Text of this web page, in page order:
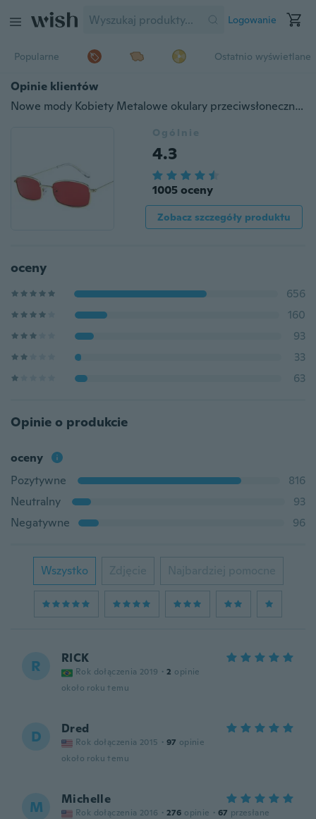
Logowanie
Popularne Ostatnio wyświetlane
Opinie klientów
Nowe mody Kobiety Metalowe okulary przeciwsłoneczne męskie Retro Małe kwadratowe okulary przeciwsłoneczne Damskie Żółte różowe soczewki Okulary Małe odcienie ramki Prostokątne okulary
Ogólnie
4.3
1005 oceny
Zobacz szczegóły produktu
oceny
656
160
93
33
63
Opinie o produkcie
oceny
Pozytywne
816
Neutralny
93
Negatywne
96
Wszystko Zdjęcie Najbardziej pomocne
R RICK
Rok dołączenia 2019 · 2 opinie
około roku temu
D Dred
Rok dołączenia 2015 · 97 opinie
około roku temu
M Michelle
Rok dołączenia 2016 · 276 opinie · 67 przesłane